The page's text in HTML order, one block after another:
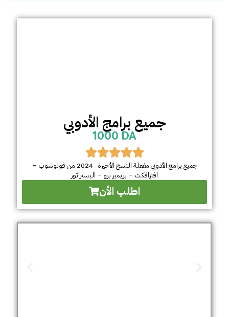
جميع برامج الأدوبي
1000 DA
جميع برامج الأدوبي مفعلة النسخ الأخيرة 2024 من فوتوشوب –
افترافكت – بريمير برو – اليستراتور
اطلب الأن